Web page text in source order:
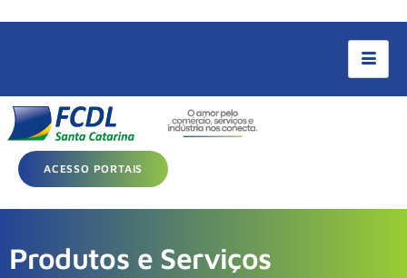
ACESSO PORTAIS
Produtos e Serviços